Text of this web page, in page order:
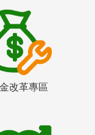
改革專區